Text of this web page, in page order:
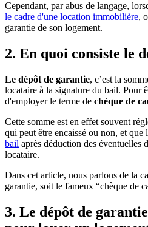
Cependant, par abus de langage,
le cadre d'une location immobilière,
garantie de son logement.
2. En quoi consiste le
Le dépôt de garantie, c’est la
locataire à la signature du bail. Pour
d'employer le terme de chèque de
Cette somme est en effet souvent
qui peut être encaissé ou non, et que
bail après déduction des éventuelles
locataire.
Dans cet article, nous parlons de la
garantie, soit le fameux “chèque de
3. Le dépôt de